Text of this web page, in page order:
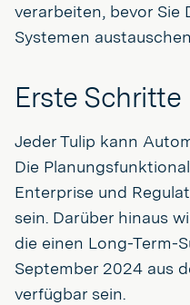
verarbeiten, bevor Sie
Systemen
Erste Schritte
Jeder Tulip kann
Die
Enterprise und
sein. Darüber hinaus
die einen Long-Term-
September 2024 aus
verfügbar sein.